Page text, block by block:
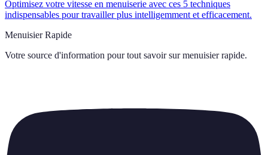
Optimisez votre vitesse en menuiserie avec ces 5 techniques
indispensables pour travailler plus intelligemment et efficacement.
Menuisier Rapide
Votre source d'information pour tout savoir sur menuisier rapide.